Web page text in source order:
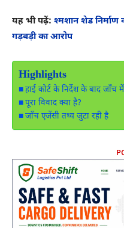
यह भी पढ़ें: श्मशान शेड निर्माण
गड़बड़ी का आरोप
Highlights
हाई कोर्ट के निर्देश के बाद जाँच
पूरा विवाद क्या है?
जाँच एजेंसी तथ्य जुटा रही है